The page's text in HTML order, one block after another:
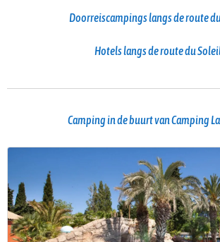
Doorreiscampings langs de route
Hotels langs de route du
Camping in de buurt van Camping